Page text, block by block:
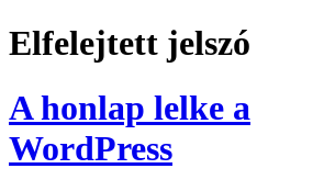
Elfelejtett jelszó
A honlap lelke a
WordPress